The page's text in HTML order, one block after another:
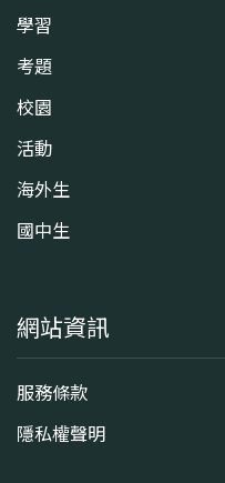
學習
考題
校園
活動
海外生
國中生
網站資訊
服務條款
隱私權聲明